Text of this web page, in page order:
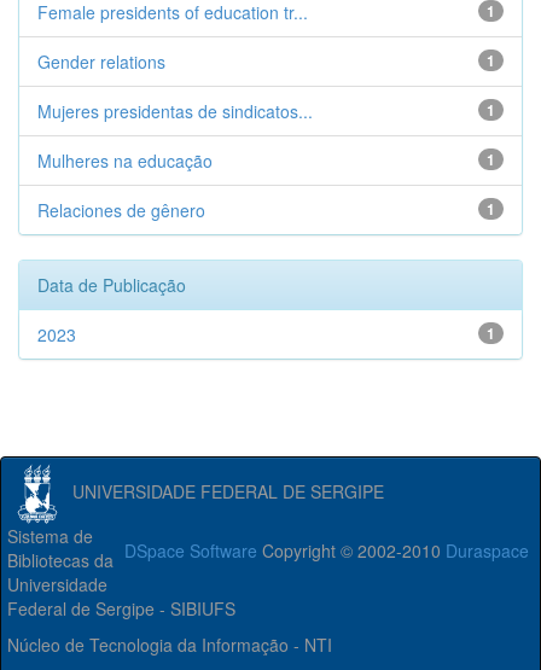
1
Female presidents of education tr...
1
Gender relations
1
Mujeres presidentas de sindicatos...
1
Mulheres na educação
1
Relaciones de gênero
Data de Publicação
1
2023
UNIVERSIDADE FEDERAL DE SERGIPE
DSpace Software Copyright © 2002-2010 Duraspace
Sistema de
Bibliotecas da
Universidade
Federal de Sergipe - SIBIUFS
Núcleo de Tecnologia da Informação - NTI